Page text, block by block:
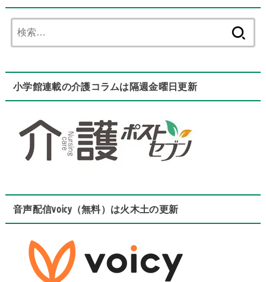
索:
小学館連載の介護コラムは隔週金曜日更新
音声配信voicy（無料）は火木土の更新